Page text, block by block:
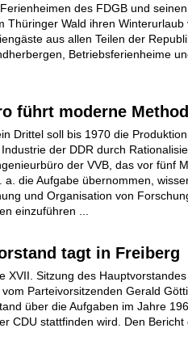
des FDGB und
Thüringer Wald ihren
aus allen Teilen der
Betriebsferienheime
führt moderne
Drittel soll bis 1970 die
der DDR durch
der VVB, das vor fünf
a. die Aufgabe übernommen,
und Organisation von
einzuführen ...
tagt in Freiberg
XVII. Sitzung des
Parteivorsitzenden Gerald
über die Aufgaben im Jahre
CDU stattfinden wird. Den Bericht